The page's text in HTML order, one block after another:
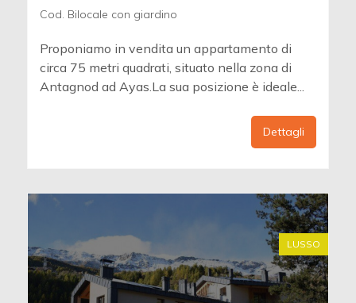
Cod. Bilocale con giardino
Proponiamo in vendita un appartamento di
circa 75 metri quadrati, situato nella zona di
Antagnod ad Ayas.La sua posizione è ideale...
Dettagli
LUSSO